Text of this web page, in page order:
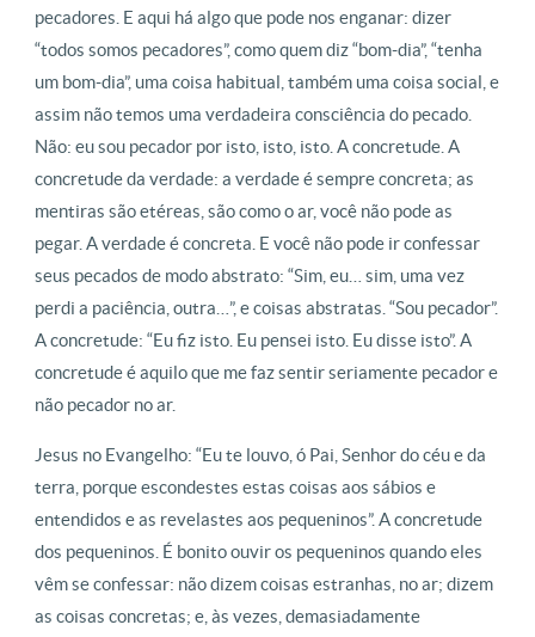
pecadores. E aqui há algo que pode nos enganar: dizer
“todos somos pecadores”, como quem diz “bom-dia”, “tenha
um bom-dia”, uma coisa habitual, também uma coisa social, e
assim não temos uma verdadeira consciência do pecado.
Não: eu sou pecador por isto, isto, isto. A concretude. A
concretude da verdade: a verdade é sempre concreta; as
mentiras são etéreas, são como o ar, você não pode as
pegar. A verdade é concreta. E você não pode ir confessar
seus pecados de modo abstrato: “Sim, eu… sim, uma vez
perdi a paciência, outra…”, e coisas abstratas. “Sou pecador”.
A concretude: “Eu fiz isto. Eu pensei isto. Eu disse isto”. A
concretude é aquilo que me faz sentir seriamente pecador e
não pecador no ar.
Jesus no Evangelho: “Eu te louvo, ó Pai, Senhor do céu e da
terra, porque escondestes estas coisas aos sábios e
entendidos e as revelastes aos pequeninos”. A concretude
dos pequeninos. É bonito ouvir os pequeninos quando eles
vêm se confessar: não dizem coisas estranhas, no ar; dizem
as coisas concretas; e, às vezes, demasiadamente